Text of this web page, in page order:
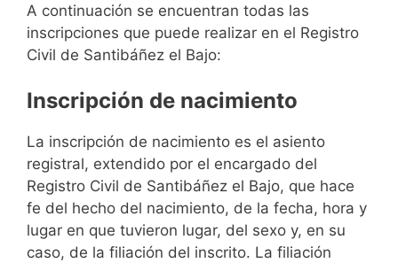
A continuación se encuentran todas las
inscripciones que puede realizar en el Registro
Civil de Santibáñez el Bajo:
Inscripción de nacimiento
La inscripción de nacimiento es el asiento
registral, extendido por el encargado del
Registro Civil de Santibáñez el Bajo, que hace
fe del hecho del nacimiento, de la fecha, hora y
lugar en que tuvieron lugar, del sexo y, en su
caso, de la filiación del inscrito. La filiación